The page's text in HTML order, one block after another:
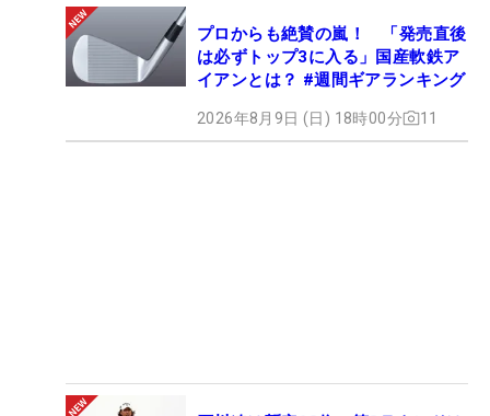
プロからも絶賛の嵐！ 「発売直後
は必ずトップ3に入る」国産軟鉄ア
イアンとは？ #週間ギアランキング
2026年8月9日 (日) 18時00分 11